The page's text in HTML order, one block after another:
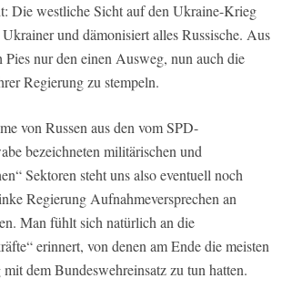
Die westliche Sicht auf den Ukraine-Krieg
und dämonisiert alles Russische. Aus
Pies nur den einen Ausweg, nun auch die
Regierung zu stempeln.
von Russen aus den vom SPD-
bezeichneten militärischen und
Sektoren steht uns also eventuell noch
Regierung Aufnahmeversprechen an
Man fühlt sich natürlich an die
erinnert, von denen am Ende die meisten
dem Bundeswehreinsatz zu tun hatten.